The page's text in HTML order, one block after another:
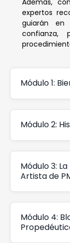
Además,
expertos
guiarán en
confianza,
Módulo 1:
Módulo 2:
Módulo 3:
Artista de
Módulo 4: